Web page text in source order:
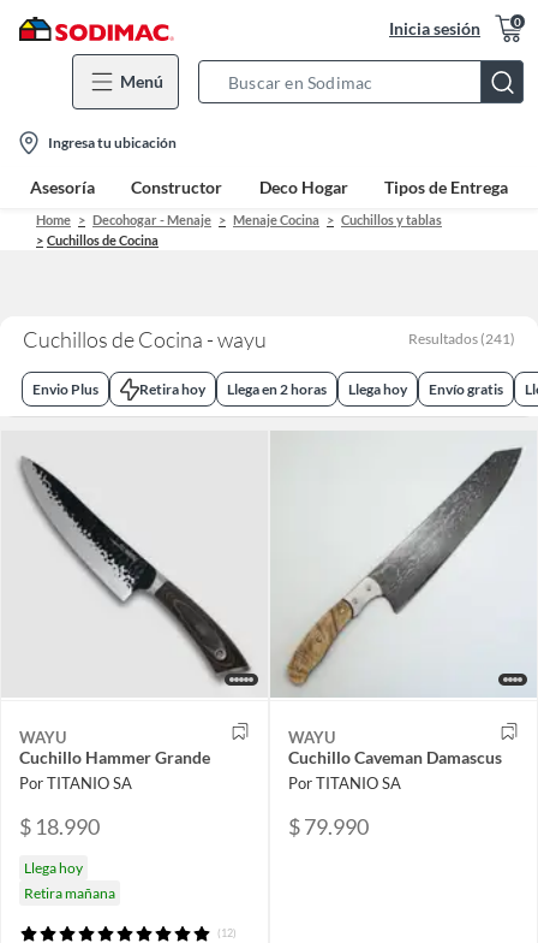
Inicia sesión 0
Menú
Bar
location-
icon
Ingresa tu ubicación
Asesoría Constructor Deco Hogar Tipos de Entrega
Home Decohogar - Menaje Menaje Cocina
Cuchillos y tablas
Cuchillos de Cocina
Cuchillos de Cocina - wayu Resultados (241)
Envio Plus Retira hoy Llega en 2 horas Llega hoy Envío gratis
WAYU
Cuchillo Hammer Grande
Por TITANIO SA
$ 18.990
Llega hoy
Retira mañana
(12)
WAYU
Cuchillo Caveman Damascus
Por TITANIO SA
$ 79.990